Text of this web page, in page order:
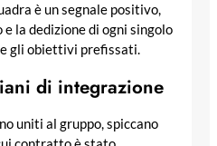
è un segnale positivo,
e la dedizione di ogni singolo
gli obiettivi prefissati.
di integrazione
uniti al gruppo, spiccano